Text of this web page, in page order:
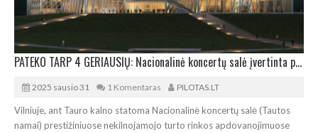
PATEKO TARP 4 GERIAUSIŲ: Nacionalinė koncertų salė įvertinta prestižinėje Kanų parodoje
2025 sausio 31 1 Komentaras PILOTAS.LT
Vilniuje, ant Tauro kalno statoma Nacionalinė koncertų salė (Tautos
namai) prestižiniuose nekilnojamojo turto rinkos apdovanojimuose